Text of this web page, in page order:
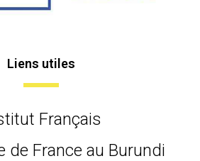
Liens utiles
Français
de France au Burundi